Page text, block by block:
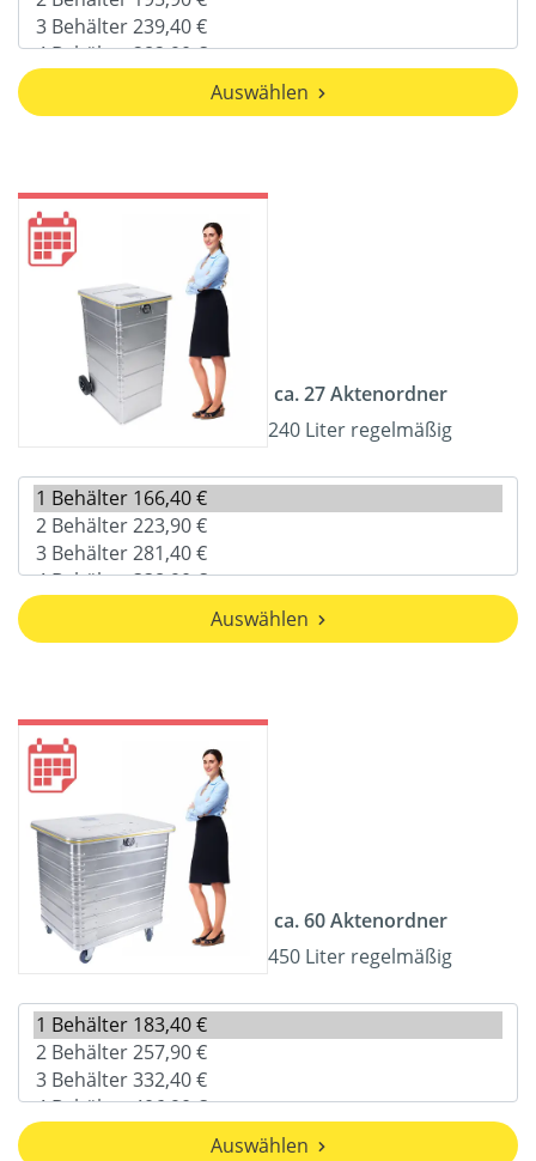
Auswählen
ca. 27 Aktenordner
240 Liter regelmäßig
Auswählen
ca. 60 Aktenordner
450 Liter regelmäßig
Auswählen